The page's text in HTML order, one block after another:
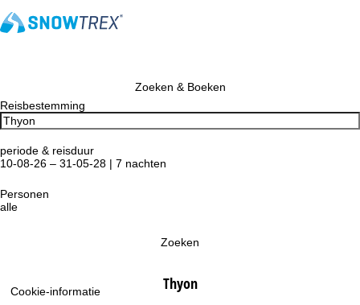
Cookie-informatie
Zoeken & Boeken
Reisbestemming
periode & reisduur
10-08-26 – 31-05-28 | 7 nachten
Personen
alle
Zoeken
Thyon